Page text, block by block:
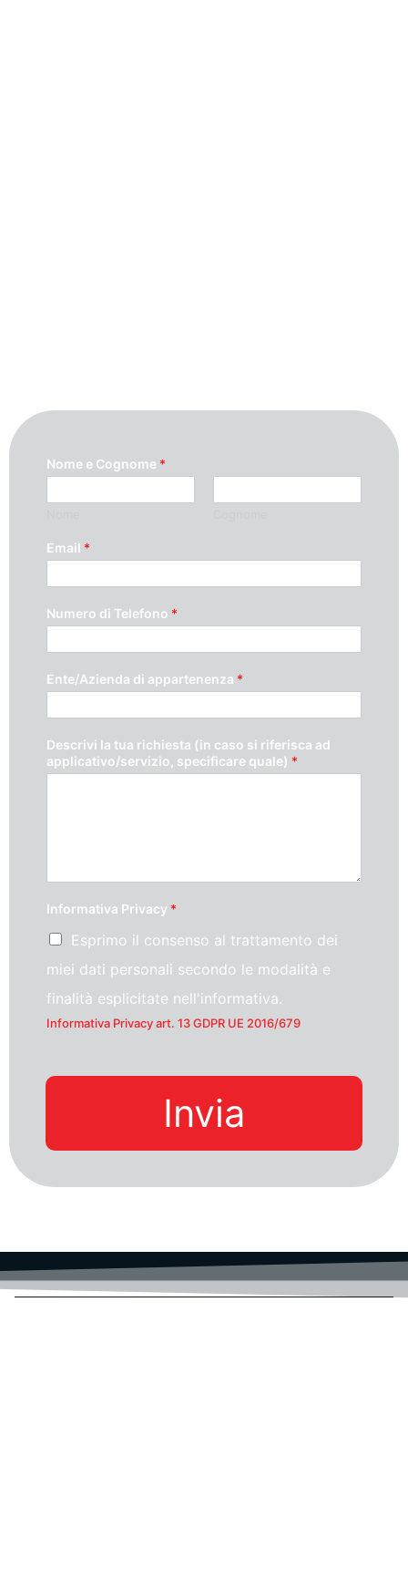
Nome e Cognome *
Email *
Numero di Telefono *
Ente/Azienda di appartenenza *
Descrivi la tua richiesta (in caso si riferisca ad
applicativo/servizio, specificare quale) *
Informativa Privacy *
Esprimo il consenso al trattamento dei
miei dati personali secondo le modalità e
finalità esplicitate nell'informativa.
Informativa Privacy art. 13 GDPR UE 2016/679
Invia